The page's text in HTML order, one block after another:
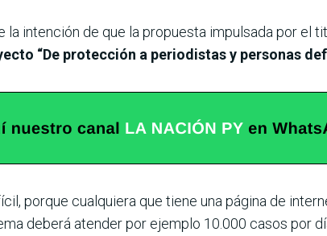
la intención de que la propuesta impulsada por el
“De protección a periodistas y personas
porque cualquiera que tiene una página de
deberá atender por ejemplo 10.000 casos por